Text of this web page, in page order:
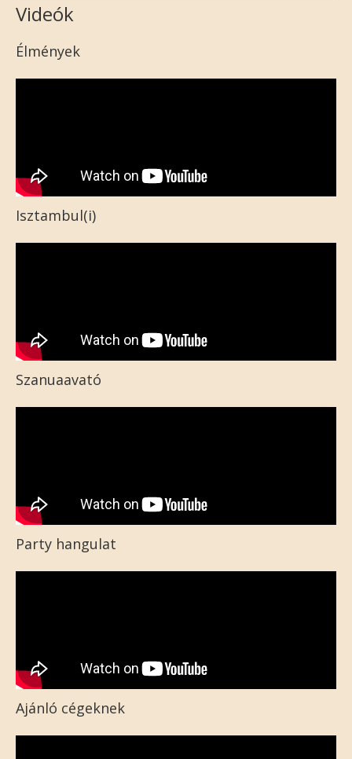
Videók
Élmények
Isztambul(i)
Szanuaavató
Party hangulat
Ajánló cégeknek